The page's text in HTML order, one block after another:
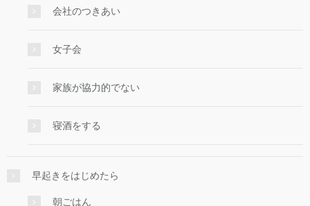
会社のつきあい
女子会
家族が協力的でない
寝酒をする
早起きをはじめたら
朝ごはん